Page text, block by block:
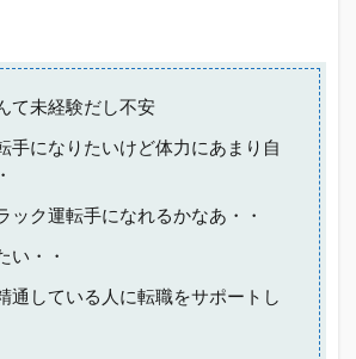
て未経験だし不安
手になりたいけど体力にあまり自
ック運転手になれるかなあ・・
い・・
通している人に転職をサポートし